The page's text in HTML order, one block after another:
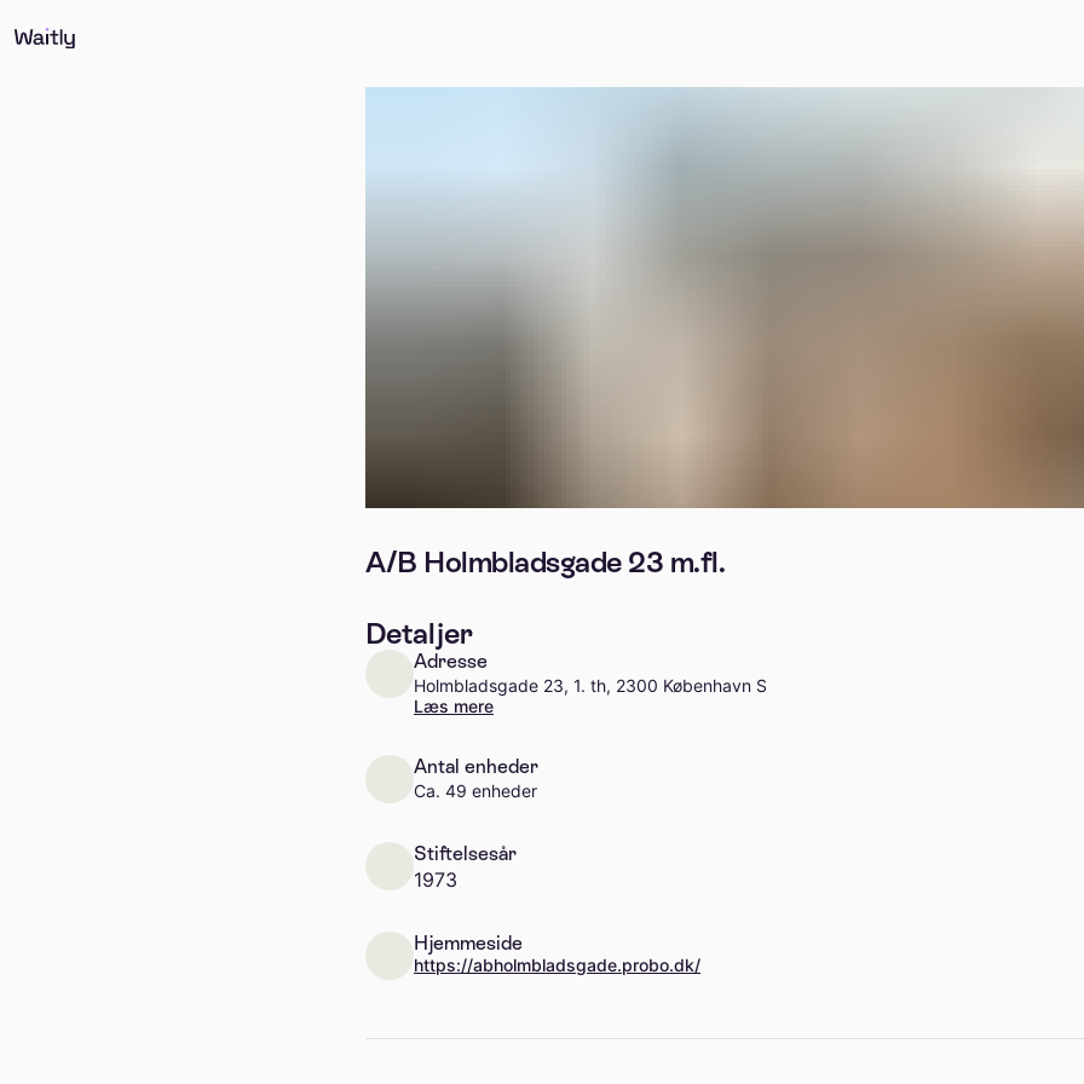
A/B Holmbladsgade 23 m.fl.
Detaljer
Adresse
Holmbladsgade 23, 1. th, 2300 København S
Læs mere
Antal enheder
Ca. 49 enheder
Stiftelsesår
1973
Hjemmeside
https://abholmbladsgade.probo.dk/